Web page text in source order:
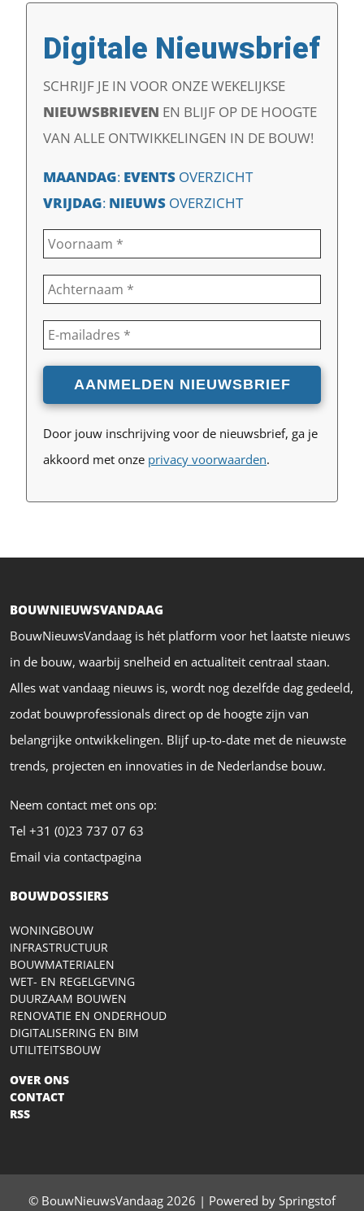
Digitale Nieuwsbrief
SCHRIJF JE IN VOOR ONZE WEKELIJKSE
NIEUWSBRIEVEN EN BLIJF OP DE HOOGTE
VAN ALLE ONTWIKKELINGEN IN DE BOUW!
MAANDAG: EVENTS OVERZICHT
VRIJDAG: NIEUWS OVERZICHT
Door jouw inschrijving voor de nieuwsbrief, ga je
akkoord met onze privacy voorwaarden.
BOUWNIEUWSVANDAAG
BouwNieuwsVandaag is hét platform voor het laatste nieuws
in de bouw, waarbij snelheid en actualiteit centraal staan.
Alles wat vandaag nieuws is, wordt nog dezelfde dag gedeeld,
zodat bouwprofessionals direct op de hoogte zijn van
belangrijke ontwikkelingen. Blijf up-to-date met de nieuwste
trends, projecten en innovaties in de Nederlandse bouw.
Neem contact met ons op:
Tel +31 (0)23 737 07 63
Email via contactpagina
BOUWDOSSIERS
WONINGBOUW
INFRASTRUCTUUR
BOUWMATERIALEN
WET- EN REGELGEVING
DUURZAAM BOUWEN
RENOVATIE EN ONDERHOUD
DIGITALISERING EN BIM
UTILITEITSBOUW
OVER ONS
CONTACT
RSS
© BouwNieuwsVandaag 2026 | Powered by Springstof